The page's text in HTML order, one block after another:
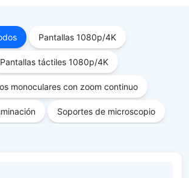
Pantallas 1080p/4K
Pantallas táctiles 1080p/4K
monoculares con zoom continuo
Soportes de microscopio